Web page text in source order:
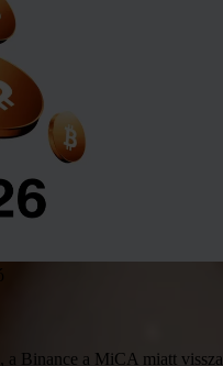
Binance a MiCA miatt